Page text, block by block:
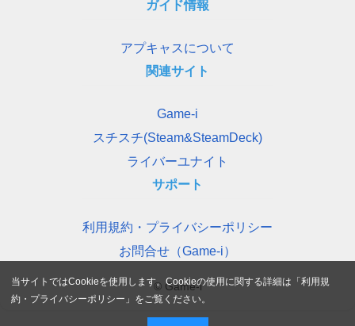
ガイド情報
アプキャスについて
関連サイト
Game-i
スチスチ(Steam&SteamDeck)
ライバーユナイト
サポート
利用規約・プライバシーポリシー
お問合せ（Game-i）
© Game-i
当サイトではCookieを使用します。Cookieの使用に関する詳細は「利用規
約・プライバシーポリシー 」をご覧ください。